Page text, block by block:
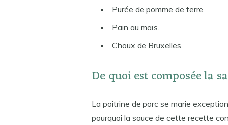
Purée de pomme de terre.
Pain au maïs.
Choux de Bruxelles.
De quoi est composée la
La poitrine de porc se marie
pourquoi la sauce de cette recette